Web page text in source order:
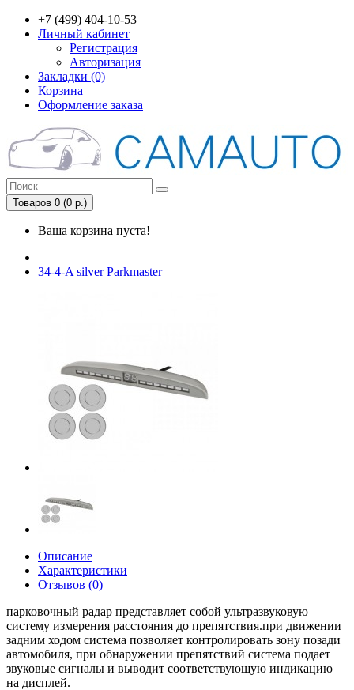
+7 (499) 404-10-53
Личный кабинет
Регистрация
Авторизация
Закладки (0)
Корзина
Оформление заказа
Товаров 0 (0 р.)
Ваша корзина пуста!
34-4-A silver Parkmaster
Описание
Характеристики
Отзывов (0)
парковочный радар представляет собой ультразвуковую
систему измерения расстояния до препятствия.при движении
задним ходом система позволяет контролировать зону позади
автомобиля, при обнаружении препятствий система подает
звуковые сигналы и выводит соответствующую индикацию
на дисплей.